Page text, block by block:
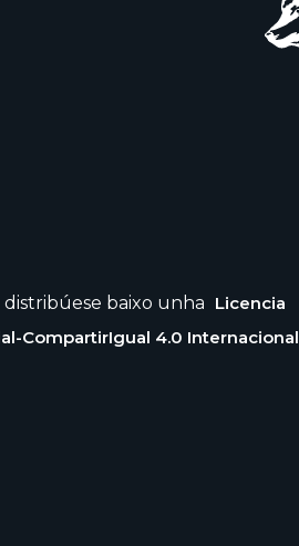
distribúese baixo unha Licencia
CompartirIgual 4.0 Internacional